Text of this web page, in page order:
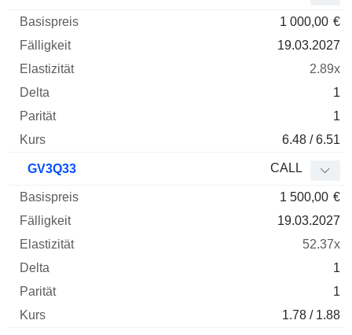
1 000,00 €
19.03.2027
2.89x
1
1
6.48 / 6.51
GV3Q33 CALL
1 500,00 €
19.03.2027
52.37x
1
1
1.78 / 1.88